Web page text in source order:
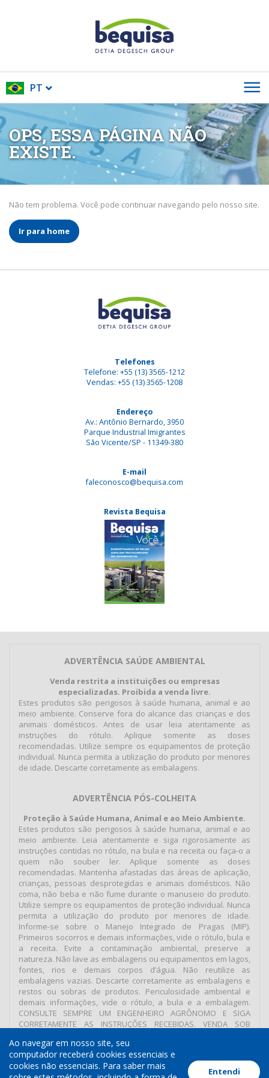
PT
OPS, ESSA PÁGINA NÃO
EXISTE.
Não tem problema. Você pode continuar navegando pelo nosso site.
Ir para home
Telefones
Telefone: +55 (13) 3565-1212
Vendas: +55 (13) 3565-1208
Endereço
Av.: Antônio Bernardo, 3950
Parque Industrial Imigrantes
São Vicente/SP - 11349-380
E-mail
faleconosco@bequisa.com
Revista Bequisa
ADVERTÊNCIA SAÚDE AMBIENTAL
Venda restrita a instituições ou empresas
especializadas. Proibida a venda livre.
Estes produtos são perigosos à saúde humana, animal e ao
meio ambiente. Conserve fora do alcance das crianças e dos
animais domésticos. Antes de usar leia atentamente as
instruções do rótulo. Aplique somente as doses
recomendadas. Utilize sempre os equipamentos de proteção
individual. Nunca permita a utilização do produto por menores
de idade. Descarte corretamente as embalagens.
ADVERTÊNCIA PÓS-COLHEITA
Proteção à Saúde Humana, Animal e ao Meio Ambiente.
Estes produtos são perigosos à saúde humana, animal e ao
meio ambiente. Leia atentamente e siga rigorosamente as
instruções contidas no rótulo, na bula e na receita ou faça-o a
quem não souber ler. Aplique somente as doses
recomendadas. Mantenha afastadas das áreas de aplicação,
crianças, pessoas desprotegidas e animais domésticos. Não
coma, não beba e não fume durante o manuseio do produto.
Utilize sempre os equipamentos de proteção individual. Nunca
permita a utilização do produto por menores de idade.
Informe-se sobre o Manejo Integrado de Pragas (MIP).
Primeiros socorros e demais informações, vide o rótulo, bula e
a receita. Evite a contaminação ambiental, preserve a
natureza. Não lave as embalagens ou equipamentos em lagos,
fontes, rios e demais corpos d’água. Não reutilize as
embalagens vazias. Descarte corretamente as embalagens e
restos ou sobras de produtos. Periculosidade ambiental e
demais informações, vide o rótulo, a bula e a embalagem.
CONSULTE SEMPRE UM ENGENHEIRO AGRÔNOMO E SIGA
CORRETAMENTE AS INSTRUÇÕES RECEBIDAS. VENDA SOB
Termos de Uso Política de Cookies Política de Privacidade
Ao navegar em nosso site, seu
computador receberá cookies essenciais e
cookies não essenciais. Para saber mais
Entendi